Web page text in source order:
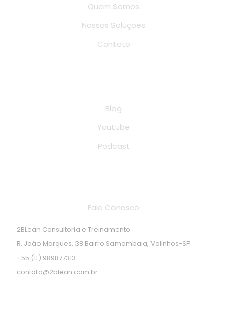
Quem Somos
Nossas Soluções
Contato
Blog
Youtube
Podcast
Fale Conosco
2BLean Consultoria e Treinamento
R. João Marques, 38 Bairro Samambaia, Valinhos-SP
+55 (11) 989877313
contato@2blean.com.br